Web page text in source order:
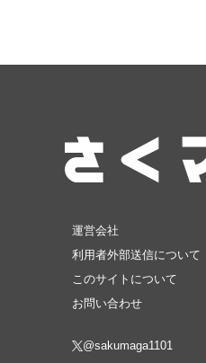
運営会社
利用者外部送信について
このサイトについて
お問い合わせ
@sakumaga1101